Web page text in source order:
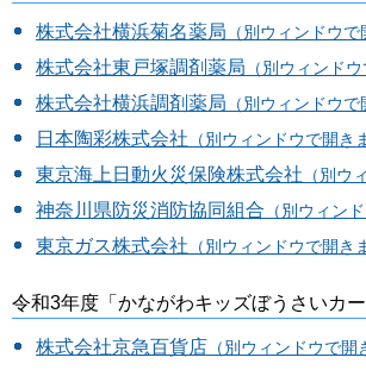
株式会社横浜菊名薬局 （別ウィンドウで
株式会社東戸塚調剤薬局 （別ウィンド
株式会社横浜調剤薬局 （別ウィンドウで
日本陶彩株式会社 （別ウィンドウで開き
東京海上日動火災保険株式会社 （別ウ
神奈川県防災消防協同組合 （別ウィン
東京ガス株式会社 （別ウィンドウで開き
令和3年度「かながわキッズぼうさいカー
株式会社京急百貨店 （別ウィンドウで開